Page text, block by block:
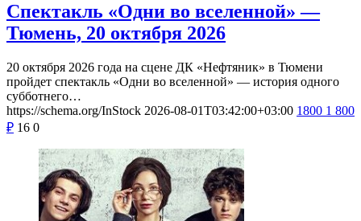
Спектакль «Одни во вселенной» —
Тюмень, 20 октября 2026
20 октября 2026 года на сцене ДК «Нефтяник» в Тюмени
пройдет спектакль «Одни во вселенной» — история одного
субботнего…
https://schema.org/InStock 2026-08-01T03:42:00+03:00 1800 1 800
₽ 16 0